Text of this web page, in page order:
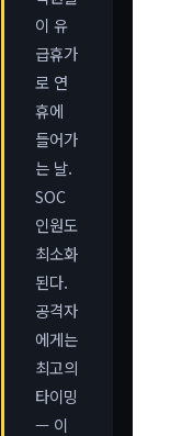
이 유
급휴가
로 연
휴에
들어가
는 날.
SOC
인원도
최소화
된다.
공격자
에게는
최고의
타이밍
— 이